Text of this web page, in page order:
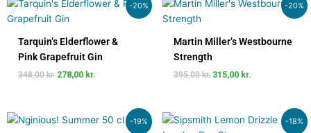
-20%
Tarquin’s Elderflower &
Pink Grapefruit Gin
348,00kr.
pris
348,00 kr..
278,00 kr.
278,00 kr..
-20%
Martin Miller’s Westbourne
Strength
395,00kr.
395,00 kr..
315,00 kr.
315,00 kr..
-19%
Den
Den
-18%
Den
Den